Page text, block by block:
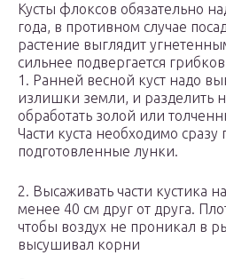
Кусты флоксов обязательно
года, в противном случае
растение выглядит
сильнее подвергается
1. Ранней весной куст надо
излишки земли, и разделить
обработать золой или
Части куста необходимо сразу
подготовленные лунки.
2. Высаживать части кустика
менее 40 см друг от друга.
чтобы воздух не проникал в
высушивал корни